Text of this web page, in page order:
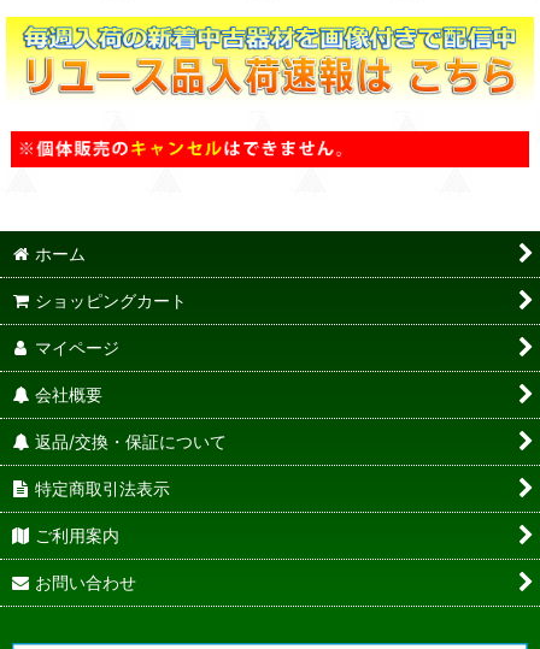
ホーム
ショッピングカート
マイページ
会社概要
返品/交換・保証について
特定商取引法表示
ご利用案内
お問い合わせ